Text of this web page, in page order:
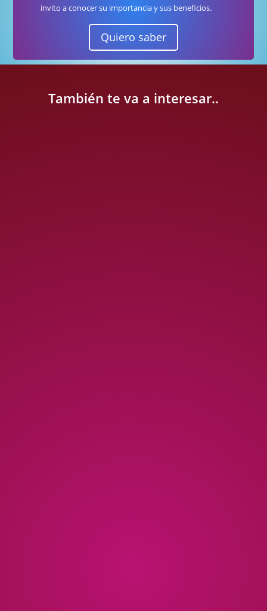
invito a conocer su importancia y sus beneficios.
Quiero saber
También te va a interesar..